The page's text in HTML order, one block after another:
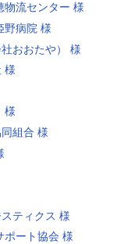
物流センター 様
野病院 様
おおたや） 様
様
様
組合 様
ティクス 様
ポート協会 様